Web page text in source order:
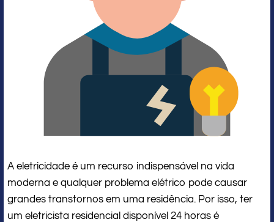
A eletricidade é um recurso indispensável na vida
moderna e qualquer problema elétrico pode causar
grandes transtornos em uma residência. Por isso, ter
um eletricista residencial disponível 24 horas é